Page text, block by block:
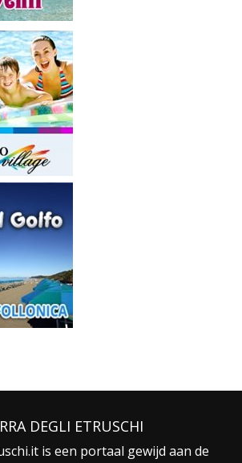
DEGLI ETRUSCHI
is een portaal gewijd aan de